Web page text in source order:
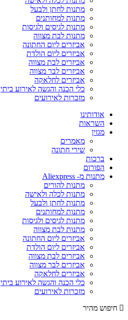
מתנות לחתן ולבעל
מתנות למחותנים
מתנות לגיסים ולגיסות
מתנות לבת מצווה
אביזרים ליום החתונה
אביזרים ליום הולדת
אביזרים לבת מצווה
אביזרים לבר מצווה
אביזרים לחלאקה
כלי הכנה והגשה לאירוע ביתי
מזכרות לאירועים
אודותינו
השראות
מגזין
מאמרים
שירי חתונה
ברכות
הפורום
מתנות מ- Aliexpress
מתנות להורים
מתנות לכלה ולאישה
מתנות לחתן ולבעל
מתנות למחותנים
מתנות לגיסים ולגיסות
מתנות לבת מצווה
אביזרים ליום החתונה
אביזרים ליום הולדת
אביזרים לבת מצווה
אביזרים לבר מצווה
אביזרים לחלאקה
כלי הכנה והגשה לאירוע ביתי
מזכרות לאירועים
חיפוש מהיר